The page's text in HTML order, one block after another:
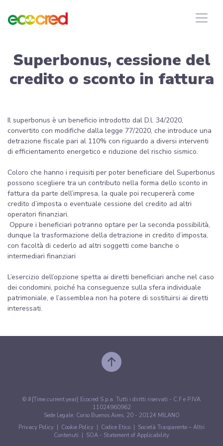
Superbonus, cessione del
credito o sconto in fattura
Il superbonus è un beneficio introdotto dal D.l. 34/2020,
convertito con modifiche dalla legge 77/2020, che introduce una
detrazione fiscale pari al 110% con riguardo a diversi interventi
di efficientamento energetico e riduzione del rischio sismico.
Coloro che hanno i requisiti per poter beneficiare del Superbonus
possono scegliere tra un contributo nella forma dello sconto in
fattura da parte dell’impresa, la quale poi recupererà come
credito d’imposta o eventuale cessione del credito ad altri
operatori finanziari.
Oppure i beneficiari potranno optare per la seconda possibilità,
dunque la trasformazione della detrazione in credito d’imposta,
con facoltà di cederlo ad altri soggetti come banche o
intermediari finanziari
L’esercizio dell’opzione spetta ai diretti beneficiari anche nel caso
dei condomini, poiché ha conseguenze sulla sfera individuale
patrimoniale, e l’assemblea non ha potere di sostituirsi ai diretti
interessati.
© #{Time.current.year} Ecocred S.p.a. Tutti i diritti riservati - C.F e P.IVA
11024960962
Sede Legale: Corso Buenos Aires, 20 - 20124 MILANO
Privacy Policy
Cookie Policy Codice Etico
Società Trasparente – Altri
Contenuti
SOA - Statement of Applicability